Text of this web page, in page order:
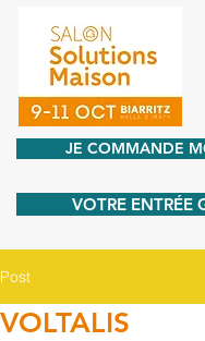
JE COMMANDE
VOTRE ENTRÉE
Post
VOLTALIS